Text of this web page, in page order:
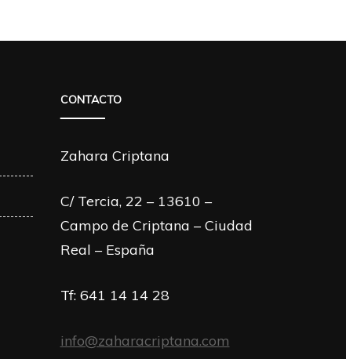
CONTACTO
Zahara Criptana
C/ Tercia, 22 – 13610 –
Campo de Criptana – Ciudad
Real – España
Tf: 641 14 14 28
info@zaharacriptana.com